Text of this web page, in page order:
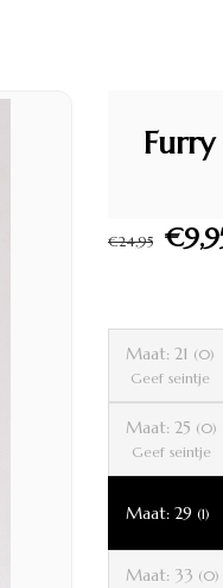
€24,95
Maat: 21 (0)
Geef seintje
Maat: 25 (0)
Geef seintje
Maat: 29 (1)
Maat: 33 (0)